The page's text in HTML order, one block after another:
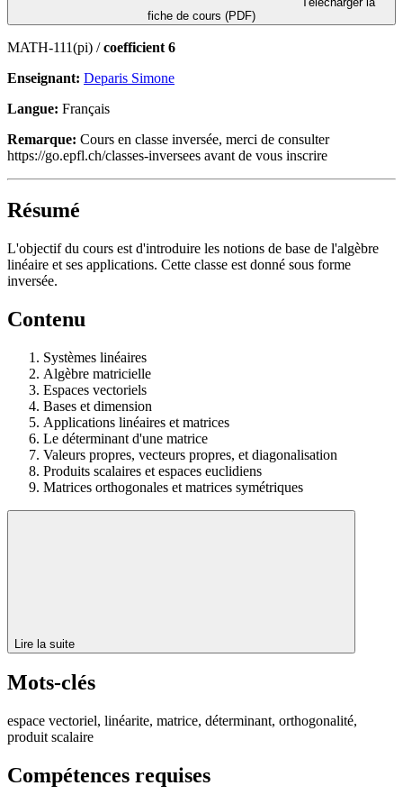
fiche de cours (PDF)
MATH-111(pi) /coefficient 6
Enseignant: Deparis Simone
Langue: Français
Remarque: Cours en classe inversée, merci de consulter
https://go.epfl.ch/classes-inversees avant de vous inscrire
Résumé
L'objectif du cours est d'introduire les notions de base de l'algèbre
linéaire et ses applications. Cette classe est donné sous forme
inversée.
Contenu
Systèmes linéaires
Algèbre matricielle
Espaces vectoriels
Bases et dimension
Applications linéaires et matrices
Le déterminant d'une matrice
Valeurs propres, vecteurs propres, et diagonalisation
Produits scalaires et espaces euclidiens
Matrices orthogonales et matrices symétriques
Lire la suite
Mots-clés
espace vectoriel, linéarite, matrice, déterminant, orthogonalité,
produit scalaire
Compétences requises